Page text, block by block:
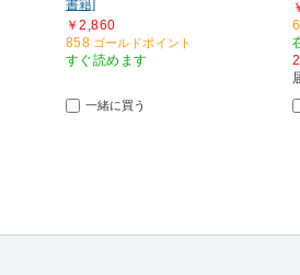
一緒に買う
書籍]
￥2,860
858 ゴールドポイント
すぐ読めます